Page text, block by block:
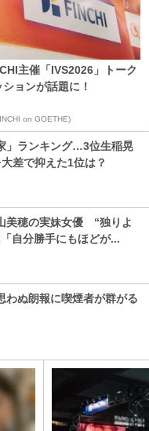
主催「IVS2026」トーク
ションが話題に！
on GOETHE)
」ランキング…3位生稲晃
差で抑えた1位は？
美穂の実妹女優 “独りよ
自分勝手にもほどが...
わぬ朗報に喫煙者が群がる